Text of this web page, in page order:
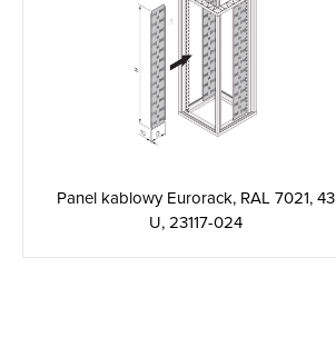
Panel kablowy Eurorack, RAL 7021, 43
U, 23117-024